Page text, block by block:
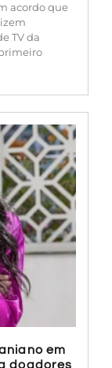
acordo que
TV da
em
doadores